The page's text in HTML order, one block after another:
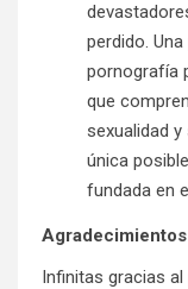
perdido.
pornografía
que
sexualidad
única
fundada en
Agradecimientos
Infinitas gracias